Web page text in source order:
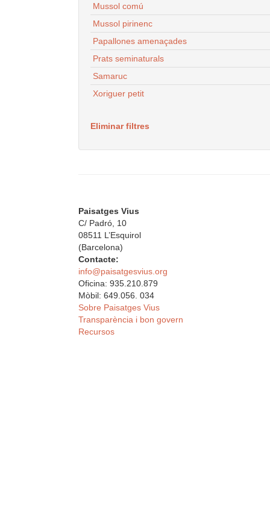
Mussol comú
Mussol pirinenc
Papallones amenaçades
Prats seminaturals
Samaruc
Xoriguer petit
Eliminar filtres
Paisatges Vius
C/ Padró, 10
08511 L’Esquirol
(Barcelona)
Contacte:
info@paisatgesvius.org
Oficina: 935.210.879
Mòbil: 649.056. 034
Sobre Paisatges Vius
Transparència i bon govern
Recursos